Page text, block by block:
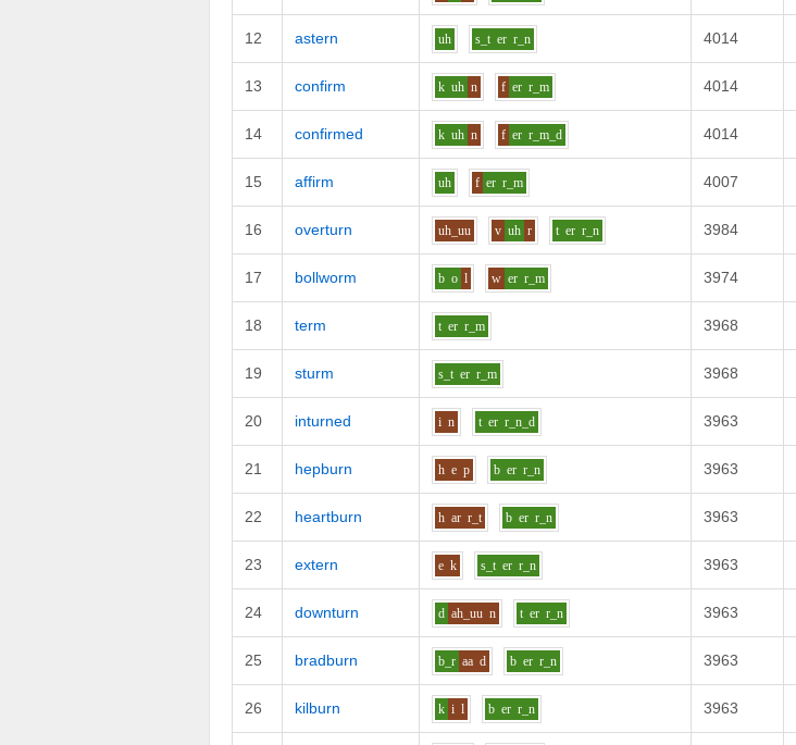
12 astern uh s_t er r_n 4014
13 confirm k uh n f er r_m 4014
14 confirmed k uh n f er r_m_d 4014
15 affirm uh f er r_m 4007
16 overturn uh_uu v uh r t er r_n 3984
17 bollworm b o l w er r_m 3974
18 term t er r_m 3968
19 sturm s_t er r_m 3968
20 inturned i n t er r_n_d 3963
21 hepburn h e p b er r_n 3963
22 heartburn h ar r_t b er r_n 3963
23 extern e k s_t er r_n 3963
24 downturn d ah_uu n t er r_n 3963
25 bradburn b_r aa d b er r_n 3963
26 kilburn k i l b er r_n 3963